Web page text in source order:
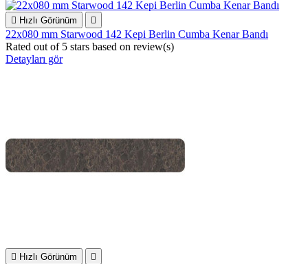
 Hızlı Görünüm 
22x080 mm Starwood 142 Kepi Berlin Cumba Kenar Bandı
Rated out of 5 stars based on review(s)
Detayları gör
 Hızlı Görünüm 